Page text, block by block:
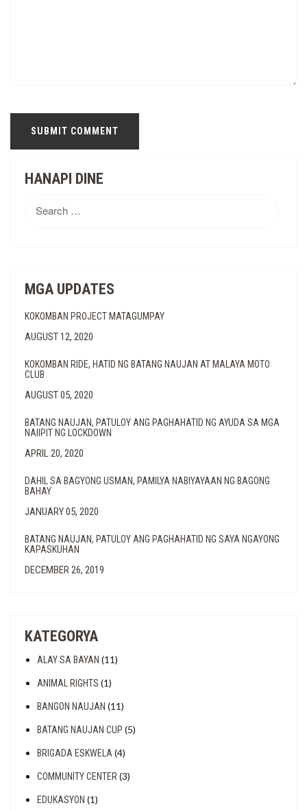
HANAPI DINE
for:
MGA UPDATES
KOKOMBAN PROJECT MATAGUMPAY
AUGUST 12, 2020
KOKOMBAN RIDE, HATID NG BATANG NAUJAN AT MALAYA MOTO
CLUB
AUGUST 05, 2020
BATANG NAUJAN, PATULOY ANG PAGHAHATID NG AYUDA SA MGA
NAIIPIT NG LOCKDOWN
APRIL 20, 2020
DAHIL SA BAGYONG USMAN, PAMILYA NABIYAYAAN NG BAGONG
BAHAY
JANUARY 05, 2020
BATANG NAUJAN, PATULOY ANG PAGHAHATID NG SAYA NGAYONG
KAPASKUHAN
DECEMBER 26, 2019
KATEGORYA
ALAY SA BAYAN (11)
ANIMAL RIGHTS (1)
BANGON NAUJAN (11)
BATANG NAUJAN CUP (5)
BRIGADA ESKWELA(4)
COMMUNITY CENTER(3)
EDUKASYON (1)